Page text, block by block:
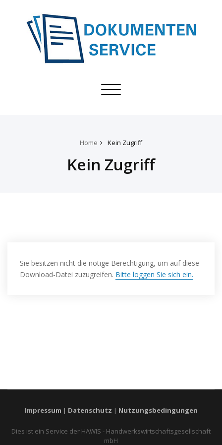
Toggle
Home Kein Zugriff
Kein Zugriff
Sie besitzen nicht die nötige Berechtigung, um auf diese
Download-Datei zuzugreifen. Bitte loggen Sie sich ein.
Impressum | Datenschutz | Nutzungsbedingungen
Dies ist ein Service der HAWIS - Handwerkswirtschaftsgesellschaft
mbH